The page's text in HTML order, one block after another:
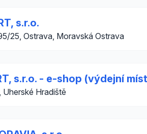
s.r.o.
25, Ostrava, Moravská Ostrava
s.r.o. - e-shop (výdejní
Uherské Hradiště